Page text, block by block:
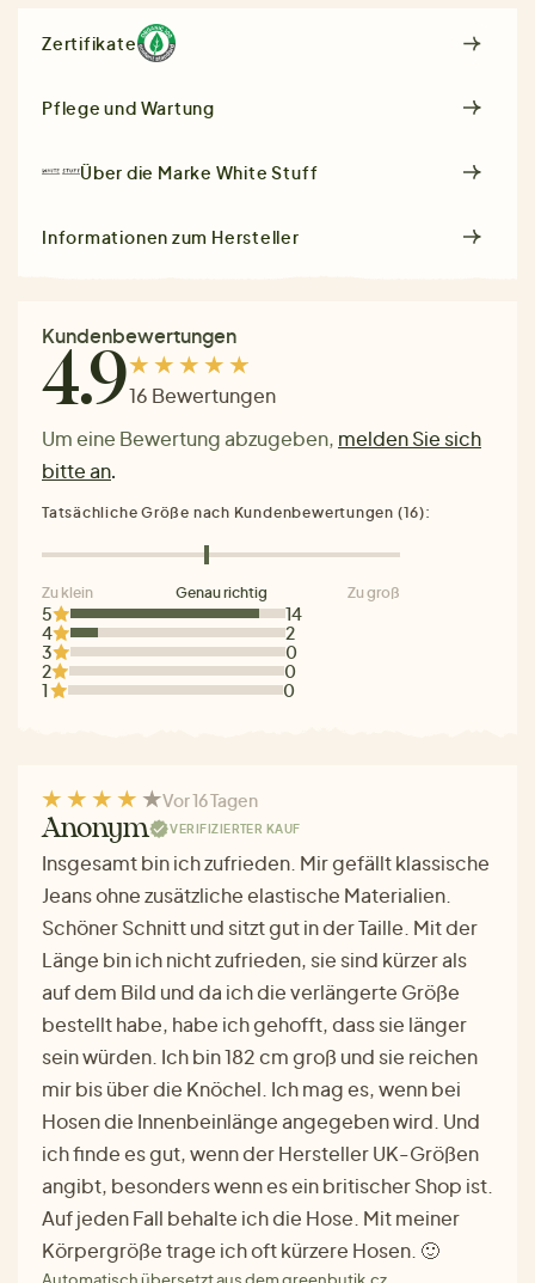
Zertifikate
Pflege und Wartung
Über die Marke White Stuff
Informationen zum Hersteller
Kundenbewertungen
4.916 Bewertungen
Um eine Bewertung abzugeben, melden Sie sich
bitte an.
5
14
4
2
3
0
2
0
1
0
Tatsächliche Größe nach Kundenbewertungen (16):
Zu klein Genau richtig Zu groß
Vor 16 Tagen
Anonym VERIFIZIERTER KAUF
Insgesamt bin ich zufrieden. Mir gefällt klassische
Jeans ohne zusätzliche elastische Materialien.
Schöner Schnitt und sitzt gut in der Taille. Mit der
Länge bin ich nicht zufrieden, sie sind kürzer als
auf dem Bild und da ich die verlängerte Größe
bestellt habe, habe ich gehofft, dass sie länger
sein würden. Ich bin 182 cm groß und sie reichen
mir bis über die Knöchel. Ich mag es, wenn bei
Hosen die Innenbeinlänge angegeben wird. Und
ich finde es gut, wenn der Hersteller UK-Größen
angibt, besonders wenn es ein britischer Shop ist.
Auf jeden Fall behalte ich die Hose. Mit meiner
Körpergröße trage ich oft kürzere Hosen. 🙂
Automatisch übersetzt aus dem greenbutik.cz